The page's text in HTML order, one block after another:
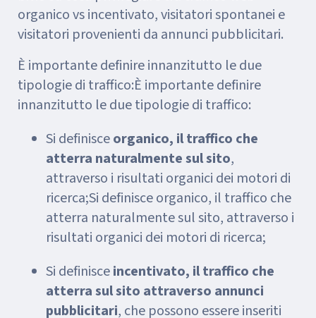
organico vs incentivato, visitatori spontanei e
visitatori provenienti da annunci pubblicitari.
È importante definire innanzitutto le due
tipologie di traffico:È importante definire
innanzitutto le due tipologie di traffico:
Si definisceorganico, il traffico che
atterra naturalmente sul sito,
attraverso i risultati organici dei motori di
ricerca;Si definisce organico, il traffico che
atterra naturalmente sul sito, attraverso i
risultati organici dei motori di ricerca;
Si definisceincentivato, il traffico che
atterra sul sito attraverso annunci
pubblicitari, che possono essere inseriti